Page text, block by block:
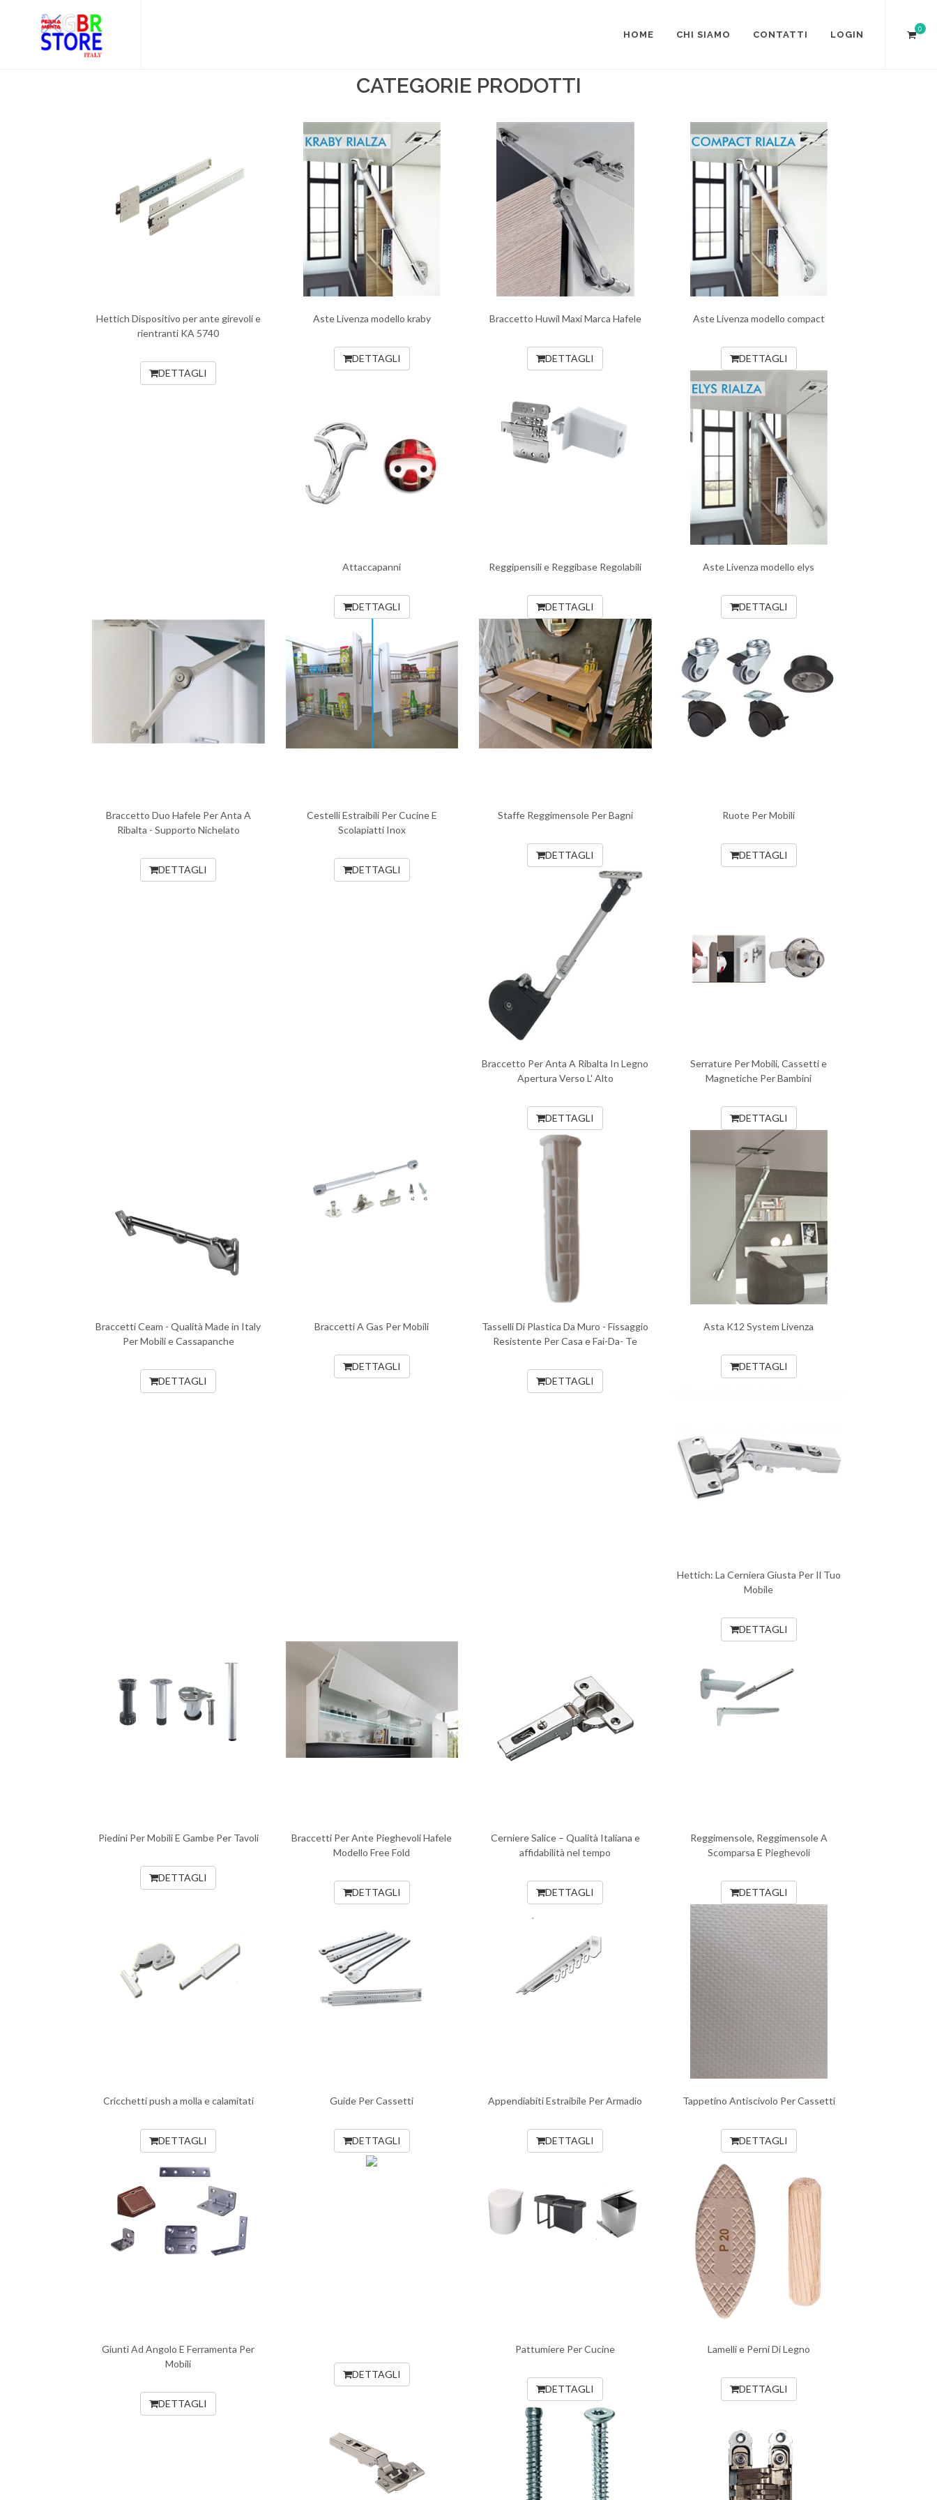
HOME CHI SIAMO CONTATTI LOGIN
0
CATEGORIE PRODOTTI
Hettich Dispositivo per ante girevoli e
rientranti KA 5740
DETTAGLI
Aste Livenza modello kraby
DETTAGLI
Braccetto Huwil Maxi Marca Hafele
DETTAGLI
Aste Livenza modello compact
DETTAGLI
Attaccapanni
DETTAGLI
Reggipensili e Reggibase Regolabili
DETTAGLI
Aste Livenza modello elys
DETTAGLI
Braccetto Duo Hafele Per Anta A
Ribalta - Supporto Nichelato
DETTAGLI
Cestelli Estraibili Per Cucine E
Scolapiatti Inox
DETTAGLI
Staffe Reggimensole Per Bagni
DETTAGLI
Ruote Per Mobili
DETTAGLI
Braccetto Per Anta A Ribalta In Legno
Apertura Verso L' Alto
DETTAGLI
Serrature Per Mobili, Cassetti e
Magnetiche Per Bambini
DETTAGLI
Braccetti Ceam - Qualità Made in Italy
Per Mobili e Cassapanche
DETTAGLI
Braccetti A Gas Per Mobili
DETTAGLI
Tasselli Di Plastica Da Muro - Fissaggio
Resistente Per Casa e Fai-Da- Te
DETTAGLI
Asta K12 System Livenza
DETTAGLI
Hettich: La Cerniera Giusta Per Il Tuo
Mobile
DETTAGLI
Piedini Per Mobili E Gambe Per Tavoli
DETTAGLI
Braccetti Per Ante Pieghevoli Hafele
Modello Free Fold
DETTAGLI
Cerniere Salice – Qualità Italiana e
affidabilità nel tempo
DETTAGLI
Reggimensole, Reggimensole A
Scomparsa E Pieghevoli
DETTAGLI
Cricchetti push a molla e calamitati
DETTAGLI
Guide Per Cassetti
DETTAGLI
Appendiabiti Estraibile Per Armadio
DETTAGLI
Tappetino Antiscivolo Per Cassetti
DETTAGLI
Giunti Ad Angolo E Ferramenta Per
Mobili
DETTAGLI
DETTAGLI
Pattumiere Per Cucine
DETTAGLI
Lamelli e Perni Di Legno
DETTAGLI